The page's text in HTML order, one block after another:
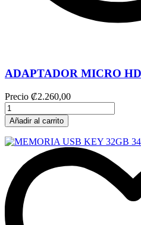
ADAPTADOR MICRO
Precio ₡2.260,00
Añadir al carrito